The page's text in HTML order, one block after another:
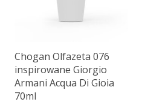
Chogan Olfazeta 076
inspirowane Giorgio
Armani Acqua Di Gioia
70ml